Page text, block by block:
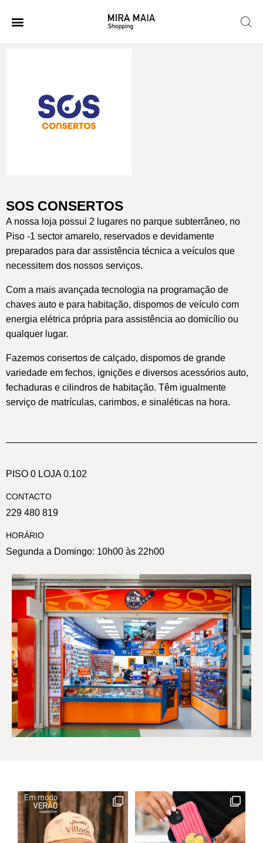
SOS CONSERTOS
A nossa loja possui 2 lugares no parque subterrâneo, no
Piso -1 sector amarelo, reservados e devidamente
preparados para dar assistência técnica a veículos que
necessitem dos nossos serviços.
Com a mais avançada tecnologia na programação de
chaves auto e para habitação, dispomos de veículo com
energia elétrica própria para assistência ao domicílio ou
qualquer lugar.
Fazemos consertos de calçado, dispomos de grande
variedade em fechos, ignições e diversos acessórios auto,
fechaduras e cilindros de habitação. Têm igualmente
serviço de matrículas, carimbos, e sinaléticas na hora.
PISO 0 LOJA 0.102
CONTACTO
229 480 819
HORÁRIO
Segunda a Domingo: 10h00 às 22h00